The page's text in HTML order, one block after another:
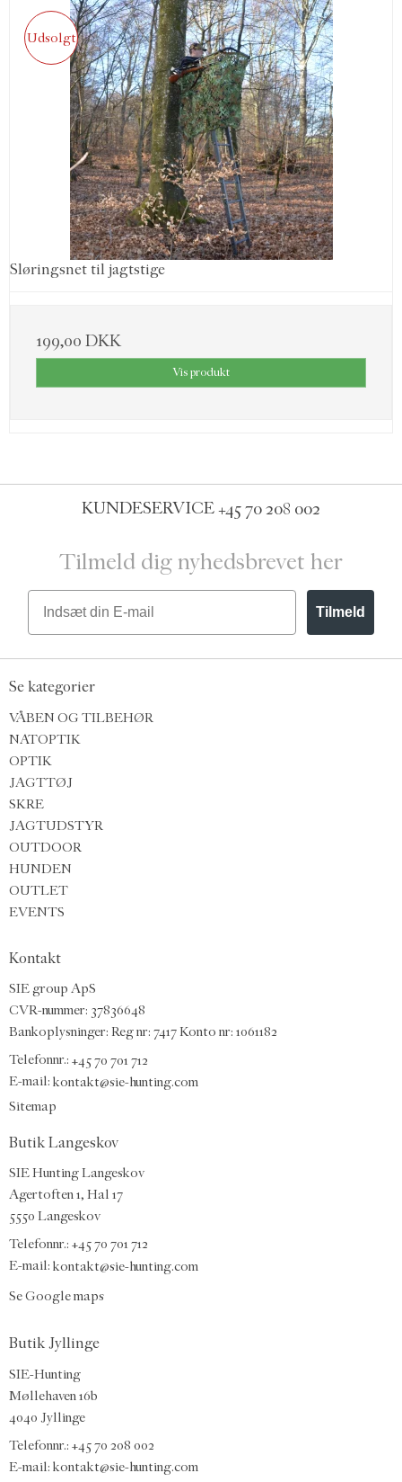
Udsolgt
Sløringsnet til jagtstige
199,00 DKK
Vis produkt
KUNDESERVICE+45 70 208 002
Tilmeld dig nyhedsbrevet her
Email
Tilmeld
Se kategorier
VÅBEN OG TILBEHØR
NATOPTIK
OPTIK
JAGTTØJ
SKRE
JAGTUDSTYR
OUTDOOR
HUNDEN
OUTLET
EVENTS
Kontakt
SIE group ApS
CVR-nummer: 37836648
Bankoplysninger: Reg nr: 7417 Konto nr: 1061182
Telefonnr.: +45 70 701 712
E-mail: kontakt@sie-hunting.com
Sitemap
Butik Langeskov
SIE Hunting Langeskov
Agertoften 1, Hal 17
5550 Langeskov
Telefonnr.: +45 70 701 712
E-mail: kontakt@sie-hunting.com
Se Google maps
Butik Jyllinge
SIE-Hunting
Møllehaven 16b
4040 Jyllinge
Telefonnr.: +45 70 208 002
E-mail: kontakt@sie-hunting.com